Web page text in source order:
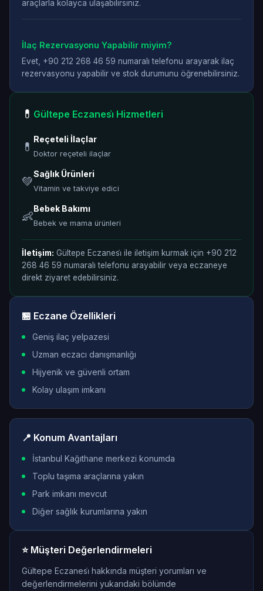
araçlarla kolayca ulaşabilirsiniz.
İlaç Rezervasyonu Yapabilir miyim?
Evet, +90 212 268 46 59 numaralı telefonu arayarak ilaç
rezervasyonu yapabilir ve stok durumunu öğrenebilirsiniz.
💊 Gültepe Eczanesi̇ Hizmetleri
💊
Reçeteli İlaçlar
Doktor reçeteli ilaçlar
💚
Sağlık Ürünleri
Vitamin ve takviye edici
👶
Bebek Bakımı
Bebek ve mama ürünleri
İletişim: Gültepe Eczanesi̇ ile iletişim kurmak için +90 212
268 46 59 numaralı telefonu arayabilir veya eczaneye
direkt ziyaret edebilirsiniz.
🏪 Eczane Özellikleri
Geniş ilaç yelpazesi
Uzman eczacı danışmanlığı
Hijyenik ve güvenli ortam
Kolay ulaşım imkanı
📍 Konum Avantajları
İstanbul Kağıthane merkezi konumda
Toplu taşıma araçlarına yakın
Park imkanı mevcut
Diğer sağlık kurumlarına yakın
⭐ Müşteri Değerlendirmeleri
Gültepe Eczanesi̇ hakkında müşteri yorumları ve
değerlendirmelerini yukarıdaki bölümde